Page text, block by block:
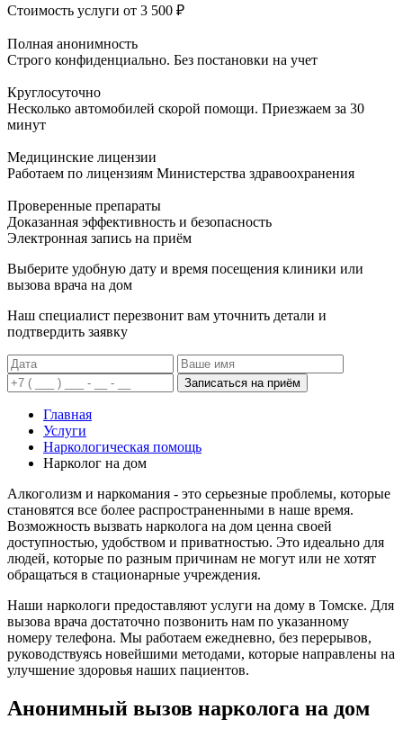
Стоимость услуги от 3 500 ₽
Полная анонимность
Строго конфиденциально. Без постановки на учет
Круглосуточно
Несколько автомобилей скорой помощи. Приезжаем за 30
минут
Медицинские лицензии
Работаем по лицензиям Министерства здравоохранения
Проверенные препараты
Доказанная эффективность и безопасность
Электронная запись на приём
Выберите удобную дату и время посещения клиники или
вызова врача на дом
Наш специалист перезвонит вам уточнить детали и
подтвердить заявку
Записаться на приём
Главная
Услуги
Наркологическая помощь
Нарколог на дом
Алкоголизм и наркомания - это серьезные проблемы, которые
становятся все более распространенными в наше время.
Возможность вызвать нарколога на дом ценна своей
доступностью, удобством и приватностью. Это идеально для
людей, которые по разным причинам не могут или не хотят
обращаться в стационарные учреждения.
Наши наркологи предоставляют услуги на дому в Томске. Для
вызова врача достаточно позвонить нам по указанному
номеру телефона. Мы работаем ежедневно, без перерывов,
руководствуясь новейшими методами, которые направлены на
улучшение здоровья наших пациентов.
Анонимный вызов нарколога на дом